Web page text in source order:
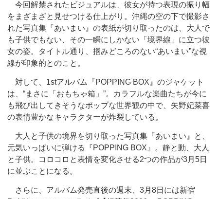
今回解禁されたビジュアルは、彼女が持つ表現の振り幅
をまざまざと見せつける仕上がり。沖縄の空の下で撮影さ
れた写真集『あいまい』の表紙が切り取ったのは、大人で
も子供でもない、その一瞬にしかない「境界線」に立つ彼
女の姿。タイトル通り、掴みどころのない“あいまい”な視
線が印象的とのこと。
対して、1stアルバム『POPPING BOX』のジャケット
は、“まさに「おもちゃ箱」”。カラフルな楽曲たちが今に
も飛び出してきそうなポップな世界観の中で、矢野妃菜喜
の表情豊かなキャラクターが炸裂している。
大人と子供の境界を切り取った写真集『あいまい』と、
元気いっぱいに弾ける『POPPING BOX』。静と動、大人
と子供。コロコロと表情を変化させる2つの作品が3月5日
に並ぶことになる。
さらに、アルバム発売直後の週末、3月8日には新宿